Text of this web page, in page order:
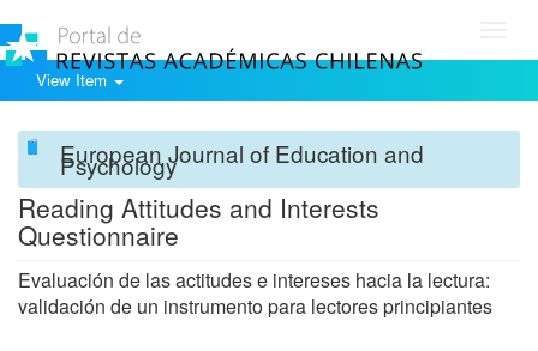
View Item
European Journal of Education and
Psychology
Reading Attitudes and Interests
Questionnaire
Evaluación de las actitudes e intereses hacia la lectura:
validación de un instrumento para lectores principiantes